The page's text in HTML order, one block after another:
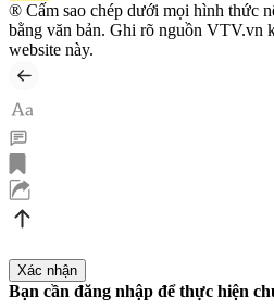
® Cấm sao chép dưới mọi hình thức
bằng văn bản. Ghi rõ nguồn VTV.vn
website này.
Bạn cần đăng nhập để thực hiện